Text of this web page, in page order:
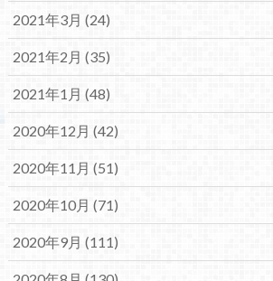
2021年3月 (24)
2021年2月 (35)
2021年1月 (48)
2020年12月 (42)
2020年11月 (51)
2020年10月 (71)
2020年9月 (111)